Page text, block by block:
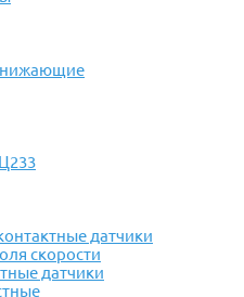
датчики
скорости
датчики